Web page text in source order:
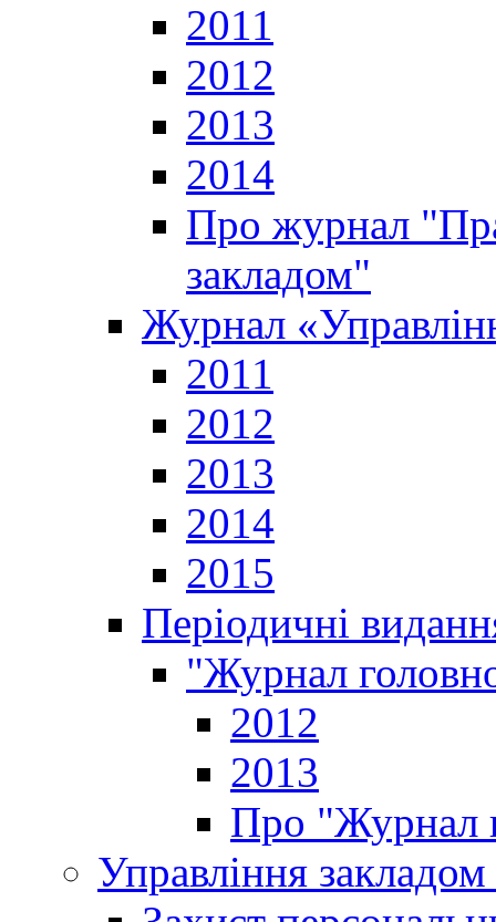
2011
2012
2013
2014
Про журнал
закладом"
Журнал
2011
2012
2013
2014
2015
Періодичні
"Журнал
2012
2013
Про "Журнал
Управління